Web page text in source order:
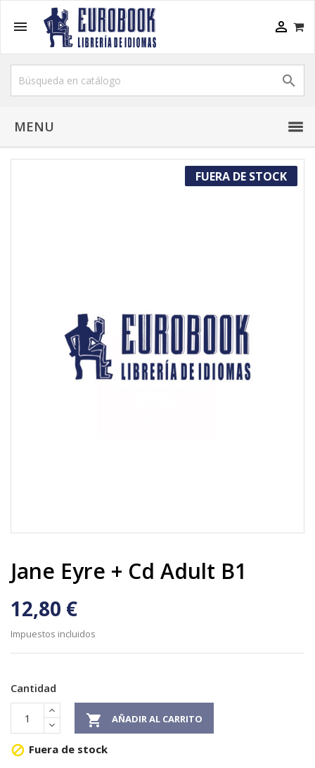
 

MENU
FUERA DE STOCK
Jane Eyre + Cd Adult B1
12,80 €
Impuestos incluidos
Cantidad
 AÑADIR AL CARRITO
 Fuera de stock